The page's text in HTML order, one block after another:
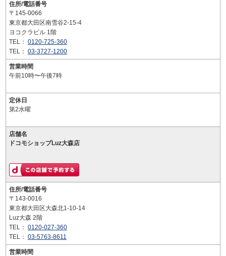
住所/電話番号
〒145-0066
東京都大田区南雪谷2-15-4
ヨコクラビル 1階
TEL： 0120-725-360
TEL： 03-3727-1200
営業時間
午前10時〜午後7時
定休日
第2水曜
店舗名
ドコモショップLuz大森店
住所/電話番号
〒143-0016
東京都大田区大森北1-10-14
Luz大森 2階
TEL： 0120-027-360
TEL： 03-5763-8611
営業時間